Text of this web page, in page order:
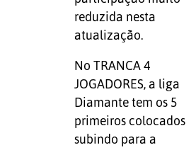
reduzida nesta
atualização.
No TRANCA 4
JOGADORES, a liga
Diamante tem os 5
primeiros colocados
subindo para a